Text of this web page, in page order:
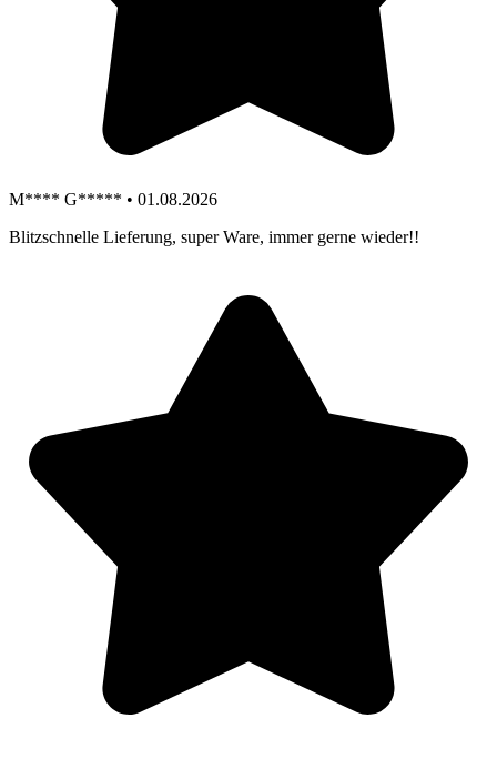
M**** G***** • 01.08.2026
Blitzschnelle Lieferung, super Ware, immer gerne wieder!!